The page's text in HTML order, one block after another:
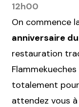
12h00
On commence
anniversaire
restauration
totalement
attendez vous